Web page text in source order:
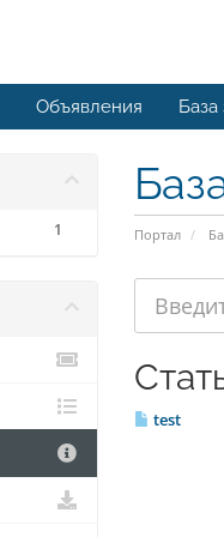
Объявления База
Портал
1
test